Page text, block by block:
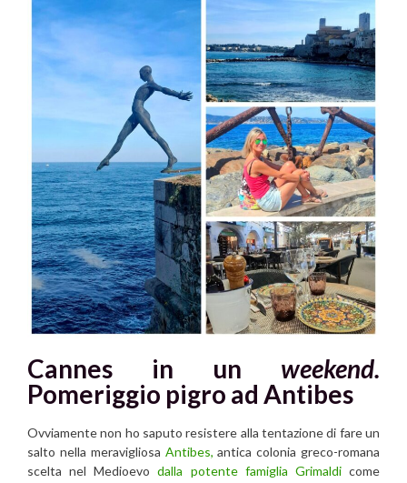
Cannes in un weekend.
Pomeriggio pigro ad Antibes
Ovviamente non ho saputo resistere alla tentazione di fare un
salto nella meravigliosa Antibes,antica colonia greco-romana
scelta nel Medioevodalla potente famiglia Grimaldicome